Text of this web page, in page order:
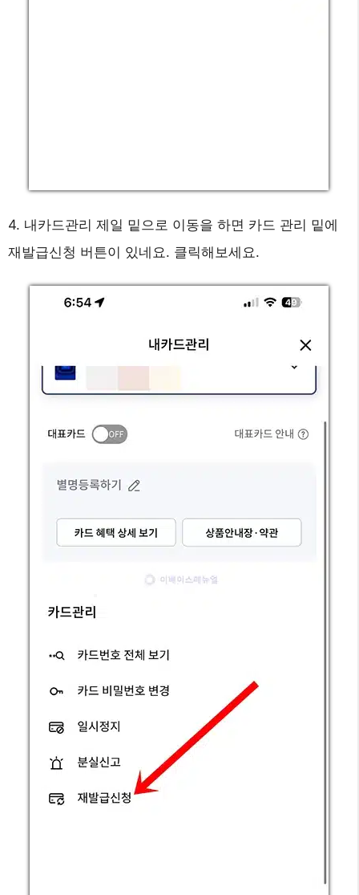
4. 내카드관리 제일 밑으로 이동을 하면 카드 관리 밑에
재발급신청 버튼이 있네요. 클릭해보세요.